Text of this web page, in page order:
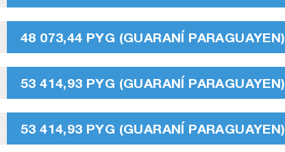
48 073,44 PYG (GUARANÍ PARAGUAYEN)
53 414,93 PYG (GUARANÍ PARAGUAYEN)
53 414,93 PYG (GUARANÍ PARAGUAYEN)